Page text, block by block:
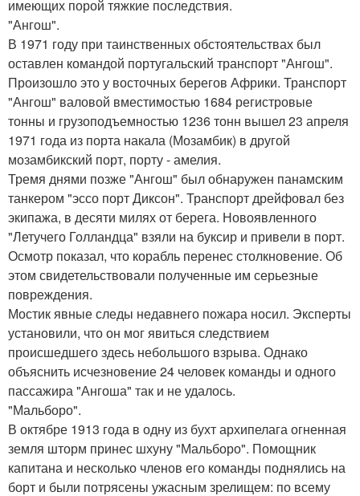
имеющих порой тяжкие последствия.
"Ангош".
В 1971 году при таинственных обстоятельствах был
оставлен командой португальский транспорт "Ангош".
Произошло это у восточных берегов Африки. Транспорт
"Ангош" валовой вместимостью 1684 регистровые
тонны и грузоподъемностью 1236 тонн вышел 23 апреля
1971 года из порта накала (Мозамбик) в другой
мозамбикский порт, порту - амелия.
Тремя днями позже "Ангош" был обнаружен панамским
танкером "эссо порт Диксон". Транспорт дрейфовал без
экипажа, в десяти милях от берега. Новоявленного
"Летучего Голландца" взяли на буксир и привели в порт.
Осмотр показал, что корабль перенес столкновение. Об
этом свидетельствовали полученные им серьезные
повреждения.
Мостик явные следы недавнего пожара носил. Эксперты
установили, что он мог явиться следствием
происшедшего здесь небольшого взрыва. Однако
объяснить исчезновение 24 человек команды и одного
пассажира "Ангоша" так и не удалось.
"Мальборо".
В октябре 1913 года в одну из бухт архипелага огненная
земля шторм принес шхуну "Мальборо". Помощник
капитана и несколько членов его команды поднялись на
борт и были потрясены ужасным зрелищем: по всему